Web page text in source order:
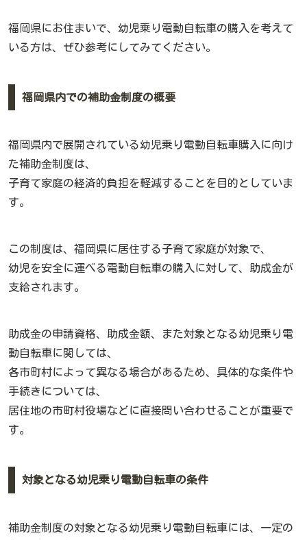
福岡県にお住まいで、幼児乗り電動自転車の購入を考えて
いる方は、ぜひ参考にしてみてください。
福岡県内での補助金制度の概要
福岡県内で展開されている幼児乗り電動自転車購入に向け
た補助金制度は、
子育て家庭の経済的負担を軽減することを目的としていま
す。
この制度は、福岡県に居住する子育て家庭が対象で、
幼児を安全に運べる電動自転車の購入に対して、助成金が
支給されます。
助成金の申請資格、助成金額、また対象となる幼児乗り電
動自転車に関しては、
各市町村によって異なる場合があるため、具体的な条件や
手続きについては、
居住地の市町村役場などに直接問い合わせることが重要で
す。
対象となる幼児乗り電動自転車の条件
補助金制度の対象となる幼児乗り電動自転車には、一定の